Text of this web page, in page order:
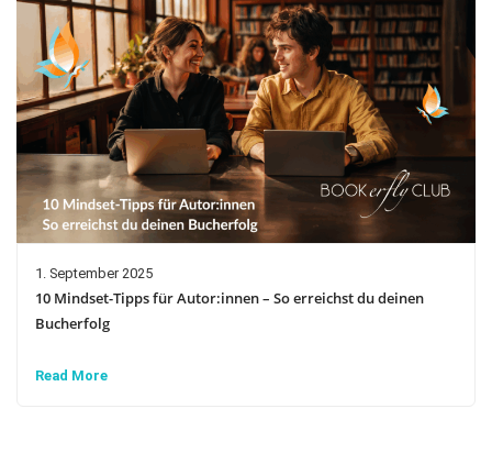
1. September 2025
10 Mindset-Tipps für Autor:innen – So erreichst du deinen
Bucherfolg
Read More